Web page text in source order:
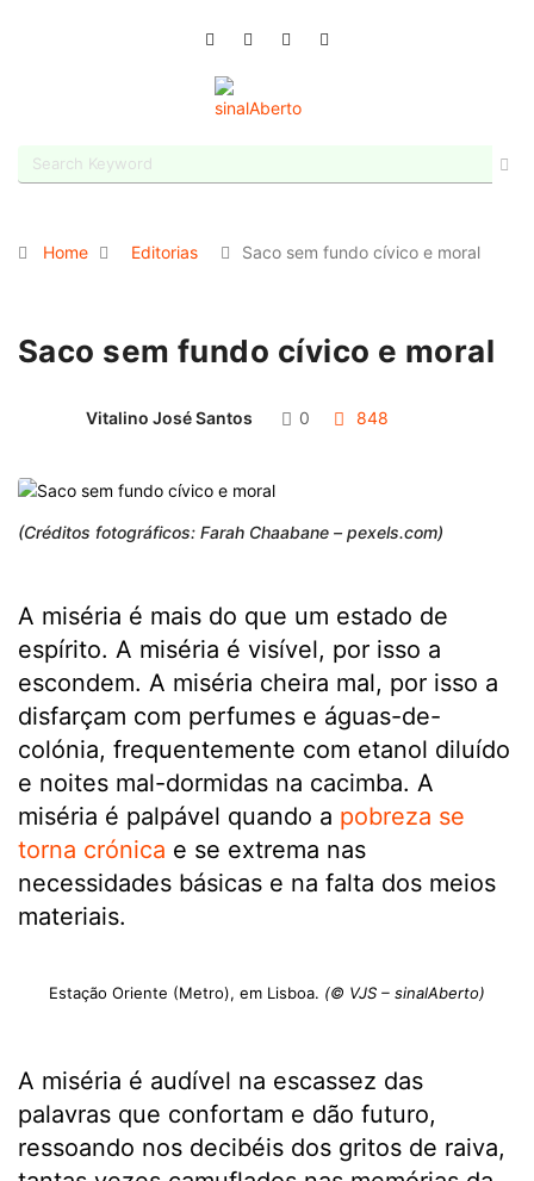
Home Editorias Saco sem fundo cívico e moral
Saco sem fundo cívico e moral
Vitalino José Santos 0 848
(Créditos fotográficos: Farah Chaabane – pexels.com)
A miséria é mais do que um estado de
espírito. A miséria é visível, por isso a
escondem. A miséria cheira mal, por isso a
disfarçam com perfumes e águas-de-
colónia, frequentemente com etanol diluído
e noites mal-dormidas na cacimba. A
miséria é palpável quando a pobreza se
torna crónica e se extrema nas
necessidades básicas e na falta dos meios
materiais.
Estação Oriente (Metro), em Lisboa. (© VJS – sinalAberto)
A miséria é audível na escassez das
palavras que confortam e dão futuro,
ressoando nos decibéis dos gritos de raiva,